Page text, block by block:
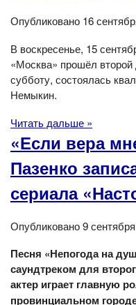
Опубликовано 16
В воскресенье, 15
«Москва» прошёл
субботу, состоялась
Немыкин.
Читать дальше »
«Если вера
Пазенко
сериала
Опубликовано 9
Песня «Непогода на
саундтреком для
актер играет главную
провинциальном